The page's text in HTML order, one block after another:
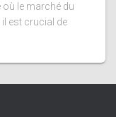
le marché du
il est crucial de